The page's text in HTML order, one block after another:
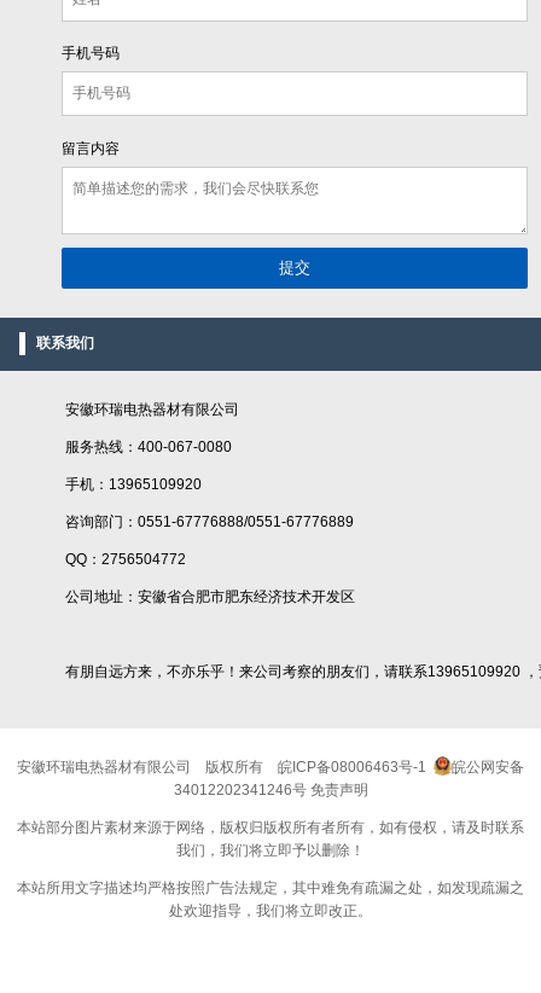
手机号码
留言内容
联系我们
安徽环瑞电热器材有限公司
服务热线：400-067-0080
手机：13965109920
咨询部门：0551-67776888/0551-67776889
QQ：2756504772
公司地址：安徽省合肥市肥东经济技术开发区
有朋自远方来，不亦乐乎！来公司考察的朋友们，请联系13965109920
安徽环瑞电热器材有限公司 版权所有 皖ICP备08006463号-1
皖公网安备
34012202341246号 免责声明
本站部分图片素材来源于网络，版权归版权所有者所有，如有侵权，请及时联系
我们，我们将立即予以删除！
本站所用文字描述均严格按照广告法规定，其中难免有疏漏之处，如发现疏漏之
处欢迎指导，我们将立即改正。